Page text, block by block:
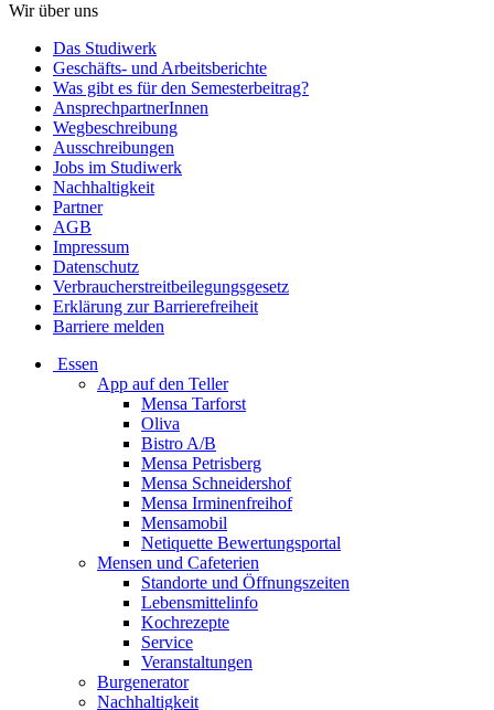
Wir über uns
Das Studiwerk
Geschäfts- und Arbeitsberichte
Was gibt es für den Semesterbeitrag?
AnsprechpartnerInnen
Wegbeschreibung
Ausschreibungen
Jobs im Studiwerk
Nachhaltigkeit
Partner
AGB
Impressum
Datenschutz
Verbraucherstreitbeilegungsgesetz
Erklärung zur Barrierefreiheit
Barriere melden
Essen
App auf den Teller
Mensa Tarforst
Oliva
Bistro A/B
Mensa Petrisberg
Mensa Schneidershof
Mensa Irminenfreihof
Mensamobil
Netiquette Bewertungsportal
Mensen und Cafeterien
Standorte und Öffnungszeiten
Lebensmittelinfo
Kochrezepte
Service
Veranstaltungen
Burgenerator
Nachhaltigkeit